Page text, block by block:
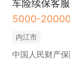
5000-
内江市
中国人民财产